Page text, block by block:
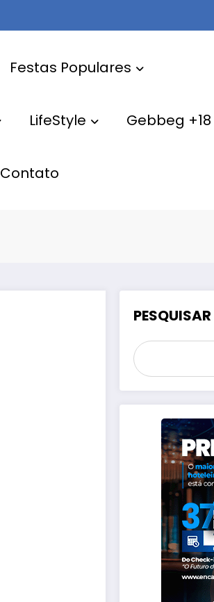
Festas Populares
LifeStyle Gebbeg +18
Contato
PESQUISAR